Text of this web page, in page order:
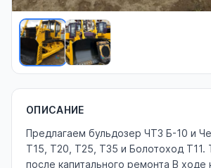
ОПИСАНИЕ
Предлагаем бульдозер ЧТЗ Б-10 и
Т15, Т20, Т25, Т35 и Болотоход Т11.
после капитального ремонта В ходе